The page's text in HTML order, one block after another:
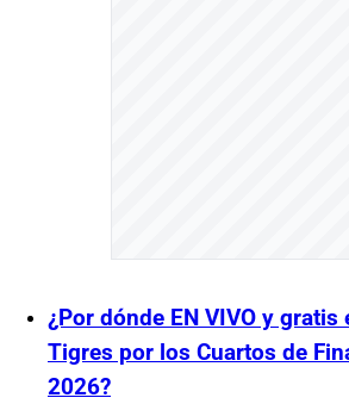
¿Por dónde EN VIVO y gratis
Tigres por los Cuartos de
2026?